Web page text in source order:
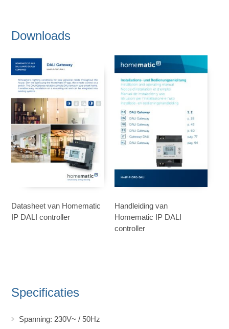
Downloads
Datasheet van Homematic
IP DALI controller
Handleiding van
Homematic IP DALI
controller
Specificaties
Spanning: 230V~ / 50Hz